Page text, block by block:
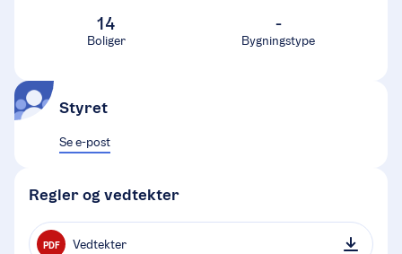
14
Boliger
-
Bygningstype
Styret
Se e-post
Regler og vedtekter
PDF Vedtekter